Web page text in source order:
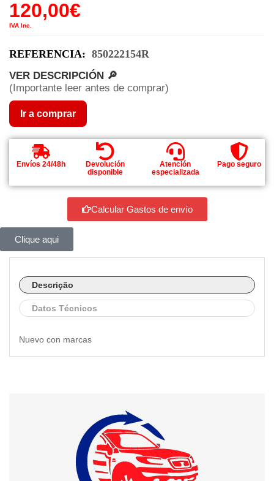
120,00€
IVA Inc.
REFERENCIA: 850222154R
VER DESCRIPCIÓN 🔎
(Importante leer antes de comprar)
Ir a comprar
Envíos 24/48h
Devolución
disponible
Atención
especializada
Pago seguro
Calcular Gastos de envío
Clique aqui
Descrição
Datos Técnicos
Nuevo con marcas